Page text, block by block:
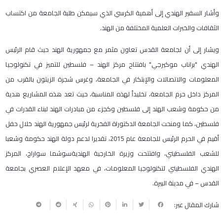
وأشار السفير الهندي إلى أهمية الكرسي الذي سيمكن طلبة الجامعة من اكتساب
الثقافات والخبرات العلمية المختلفة من الهند.
ويشار إلى أن لجامعة القدس تعاون مثمر مع جمهورية الهند حيث قام الرئيس
الهندي "براناب موكيرجي" بافتتاح مركز الهند – فلسطين للتميز في تكنولوجيا
المعلومات والاتصالات والإبتكار في الجامعة، وغرس شجرة الزيتون بالقرب من
المركز داخل حرم الجامعة، تخليداً لهذه المناسبة، حيث تعد هذه المشاريع هدية
من حكومة وشعب الهند إلى فلسطين وكجزء من مبادرات الهند لبناء القدرات في
فلسطين، كما ومنحت الجامعة الدكتوراة الفخرية لرئيس جمهورية الهند خلال حفل
أقيم في الحرم الرئيس للجامعة عام 2015، تقديرا لدعم دولة الهند حكومة وشعبا
للشعب الفلسطيني، وافتتحت وزيرة الخارجية الهنديةسوشما سواراج، المركز
الهندي الفلسطيني لتكنولوجيا المعلومات، في معهد الإعلام العصري بجامعة
القدس – في مدينة البيرة.
شارك المقال عبر: